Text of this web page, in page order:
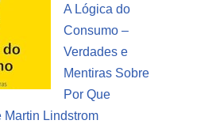
A Lógica do
Consumo –
Verdades e
Mentiras Sobre
Por Que
Martin Lindstrom